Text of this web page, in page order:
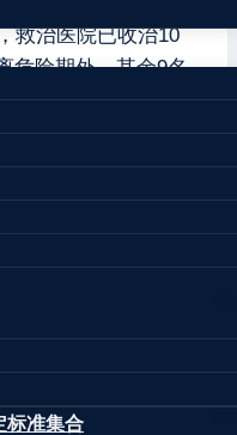
标准集合
救治医院已收治10
危险期外，其余9名
续向好。
建领域安全风险隐
，共排查居民自建
各类安全隐患，正
。（来源：新华
#湖南省#长沙市